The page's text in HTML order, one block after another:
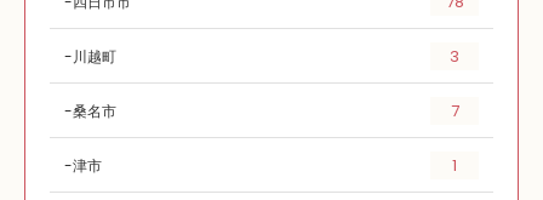
川越町 3
桑名市 7
津市 1